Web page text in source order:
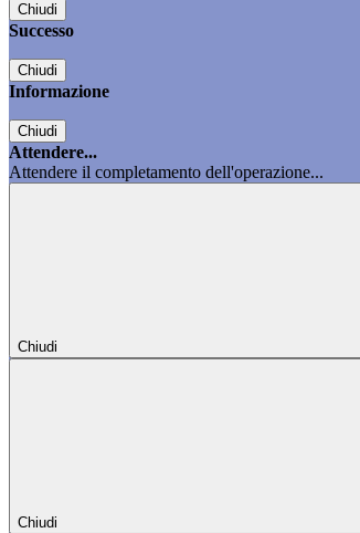
Chiudi
Successo
Chiudi
Informazione
Chiudi
Attendere...
Attendere il completamento dell'operazione...
Chiudi
Chiudi